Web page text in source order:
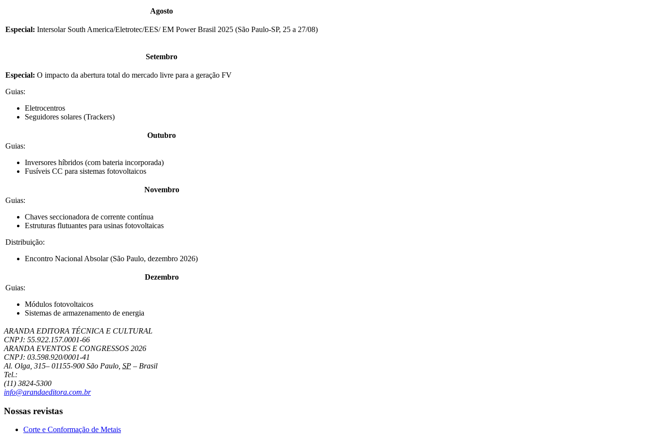
Agosto
Especial: Intersolar South America/Eletrotec/EES/ EM Power Brasil 2025 (São Paulo-SP, 25 a 27/08)
Setembro
Especial: O impacto da abertura total do mercado livre para a geração FV
Guias:
Eletrocentros
Seguidores solares (Trackers)
Outubro
Guias:
Inversores híbridos (com bateria incorporada)
Fusíveis CC para sistemas fotovoltaicos
Novembro
Guias:
Chaves seccionadora de corrente contínua
Estruturas flutuantes para usinas fotovoltaicas
Distribuição:
Encontro Nacional Absolar (São Paulo, dezembro 2026)
Dezembro
Guias:
Módulos fotovoltaicos
Sistemas de armazenamento de energia
ARANDA EDITORA TÉCNICA E CULTURAL
CNPJ: 55.922.157.0001-66
ARANDA EVENTOS E CONGRESSOS 2026
CNPJ: 03.598.920/0001-41
Al. Olga, 315– 01155-900 São Paulo SP – Brasil
Tel.:
(11) 3824-5300
info@arandaeditora.com.br
Nossas revistas
Corte e Conformação de Metais